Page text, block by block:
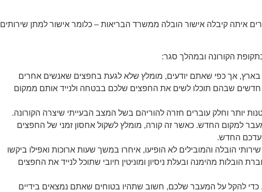
איתה קיבלה אישור הובלה ממשרד הבריאות – כלומר אישור למתן שירותים
הקורונה ובמהלך סגר:
בארץ, אך כפי שאתם יודעים, מומלץ שלא לגעת בחפצים שאנשים אחרים
חדשים שבהם תוכלו לשים את החפצים שלכם בבטחה ולנייד אותם ממקום
יותר וחלק עוברים חזרה להוריהם בשל המצב הבעייתי שיצרה הקורונה.
למקום החדש. כאשר זה קורה, מומלץ לשקול אחסון זמני של החפצים
החדש.
הובלה והמובילים לא הופיעו, איחרו במשך שעות ארוכות ואפילו ביקשו
מהימנה ובעלת ניסיון ומוניטין חיובי שתוכל לנייד את החפצים
כדי להקל על המעבר שלכם, חשוב שתהיו בטוחים שאתם נמצאים בידיים